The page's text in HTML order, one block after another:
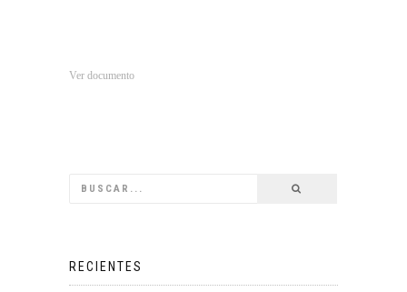
Ver documento
RECIENTES